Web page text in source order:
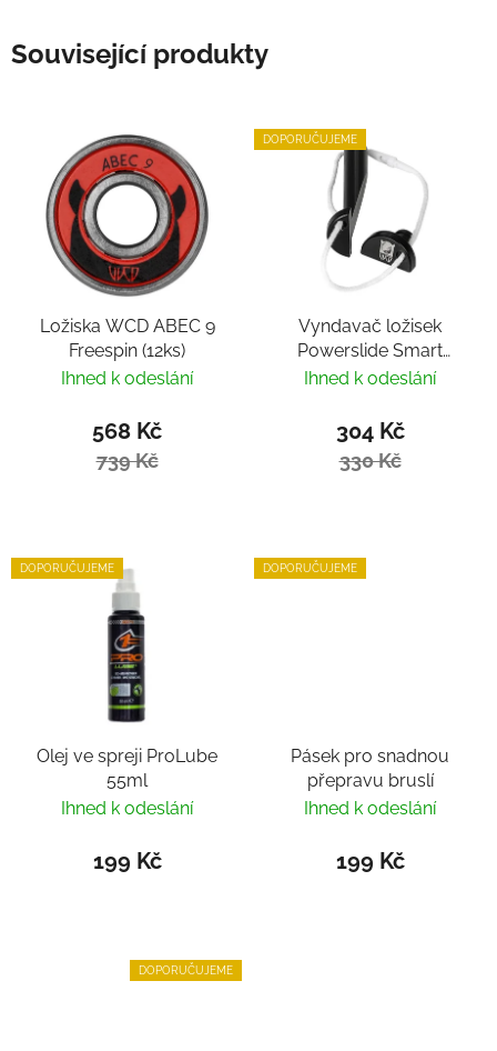
Související produkty
Ložiska WCD ABEC 9
Freespin (12ks)
Ihned k odeslání
568 Kč
739 Kč
DOPORUČUJEME
Vyndavač ložisek
Powerslide Smart
Bearing Remover by
Ihned k odeslání
304 Kč
330 Kč
DOPORUČUJEME
Olej ve spreji ProLube
55ml
Ihned k odeslání
199 Kč
DOPORUČUJEME
Pásek pro snadnou
přepravu bruslí
Ihned k odeslání
199 Kč
DOPORUČUJEME